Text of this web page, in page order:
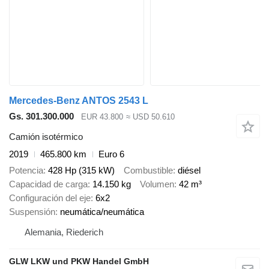
Mercedes-Benz ANTOS 2543 L
Gs. 301.300.000
EUR 43.800 ≈ USD 50.610
Camión isotérmico
2019
465.800 km
Euro 6
Potencia 428 Hp (315 kW) Combustible diésel
Capacidad de carga 14.150 kg Volumen 42 m³
Configuración del eje 6x2
Suspensión neumática/neumática
Alemania, Riederich
GLW LKW und PKW Handel GmbH